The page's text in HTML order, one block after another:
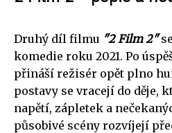
Druhý díl filmu "2 Film 2"
komedie roku 2021. Po
přináší režisér opět plno
postavy se vracejí do děje,
napětí, zápletek a
působivé scény rozvíjejí